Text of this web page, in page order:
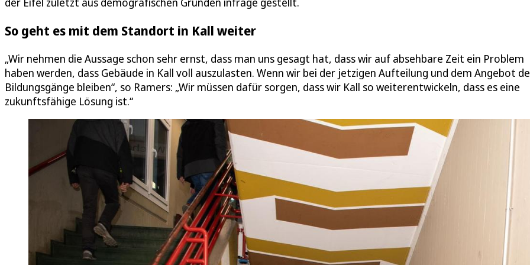
So geht es mit dem Standort in Kall weiter
„Wir nehmen die Aussage schon sehr ernst, dass man uns gesagt hat, dass wir auf absehbare Zeit ein Problem
haben werden, dass Gebäude in Kall voll auszulasten. Wenn wir bei der jetzigen Aufteilung und dem Angebot
Bildungsgänge bleiben“, so Ramers: „Wir müssen dafür sorgen, dass wir Kall so weiterentwickeln, dass es eine
zukunftsfähige Lösung ist.“